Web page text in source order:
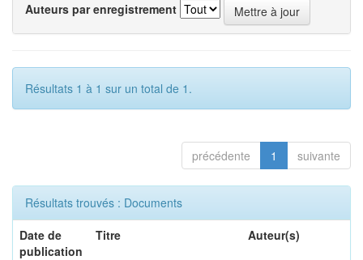
Auteurs par enregistrement
Résultats 1 à 1 sur un total de 1.
précédente 1 suivante
Résultats trouvés : Documents
Date de
publication
Titre Auteur(s)